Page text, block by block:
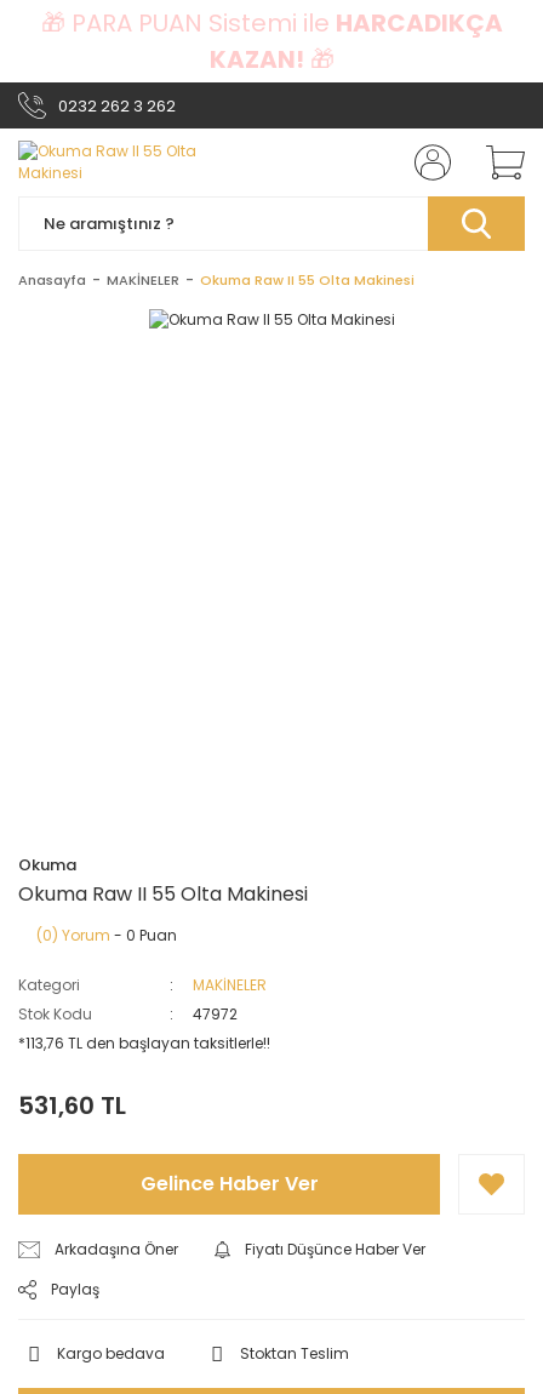
🎁 PARA PUAN Sistemi ile HARCADIKÇA
KAZAN! 🎁
0232 262 3 262
Anasayfa MAKİNELER Okuma Raw II 55 Olta Makinesi
Okuma
Okuma Raw II 55 Olta Makinesi
(0) Yorum - 0 Puan
Kategori
MAKİNELER
Stok Kodu
47972
*113,76 TL den başlayan taksitlerle!!
531,60 TL
Gelince Haber Ver
Arkadaşına Öner
Fiyatı Düşünce Haber Ver
Paylaş
Kargo bedava Stoktan Teslim